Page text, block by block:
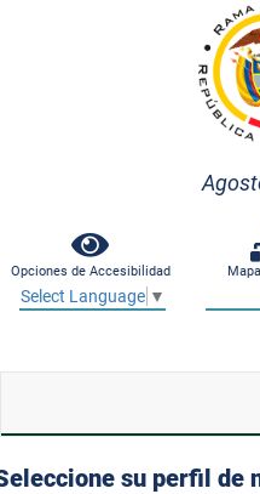
Opciones de Accesibilidad
Select Language ▼
su perfil de